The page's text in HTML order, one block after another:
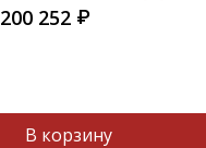
200 252 ₽
В корзину